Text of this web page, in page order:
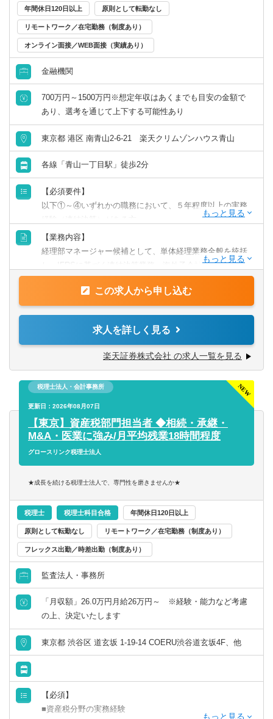
・年商10億円超の企業グループをチームの主担当として対
応。
・組織再編や事業承継対策の提案、DD業務などのスポット
業務をチームの主担当として対応。
※試用期間中：350,000円以上（基本給258,900円以上。45
残業代130,000円を含む）」とする。
ィブ月額26.5万円）
1,390万円／28歳／入社3年目／業界歴5年目／顧問件数27件
／年間顧問売上3,000万円（月給60万円+平均インセン月額
46万円+管理職手当月額10万円）
／年間顧問売上3,700万円（月給60万円+平均インセンティ
※担当件数が多い方は大きな企業を相手にするケースが多
＜顧問先の割り振り＞
本人の希望や、経験年数を加味して担当顧問を割り振りま
す。「無理に受けさせられる」ということはありませんの
でご安心ください。
（1）担当を持ち、顧客対応を1人で完結できる。
（2）担当顧問先数が25件前後に到達する。
ー」、資産税案件(相続等)・複雑案件を一手に担う「スペシ
ャリスト」などのキャリアを歩む。
（4）本人の希望があれば拠点長に就任し、担当オフィスの
利益からレベニューシェア。
＜勤続年数に応じた業務内容と年収イメージ＞
◆入社1年目（年収700万円前後）
・プレイヤーとしてスキルアップに励む。
・個人事業主や年商3億円未満のスタートアップ法人をメイ
ンで担当。
◆入社3年目（年収1,000万円前後）
・担当顧問25～30件前後。共同案件のリーダー担当1～2件
前後、サポート担当5件前後。
・財務コンサル業務を担当。
・年商10億円未満の中規模法人をメインで担当。
・年商10億円超の企業グループをチームの一員として担
当。
応）。
◆入社5年目以降（年収1,200万円以上）
・担当顧問25～35件前後。共同案件のリーダー担当5～10
件前後。
・オフィスの拠点長や管理責任者、またはその補佐を担
当。もしくは複雑案件等をメインで担当する「スペシャリ
・年商10億円超の企業グループをチームの主担当として対
応。
・組織再編や事業承継対策の提案、DD業務などのスポット
業務をチームの主担当として対応。
～443,900円以上。45時間分の固定残業代91,100円～
156,100円以上を含む）
年間休日120日以上 原則として転勤なし
リモートワーク／在宅勤務（制度あり）
オンライン面接／WEB面接（実績あり）
金融機関
700万円～1500万円※想定年収はあくまでも目安の金額で
あり、選考を通じて上下する可能性あり
東京都 港区 南青山2-6-21 楽天クリムゾンハウス青山
各線「青山一丁目駅」徒歩2分
【必須要件】
以下①～④いずれかの職務において、５年程度以上の実務
①事業会社または金融機関での連結会計経験
②監査法人での監査業務経験
④税理士法人での実務経験
・金融機関等で上記に該当する業務経験
・証券会社にて主計業務のご経験がある方
・自己資本規制比率の計算を含む監督官庁等へのモニタリ
・会社法上の事業報告・計算書類、連結計算書類等の作成
・金商法監査、有価証券届出書、有価証券報告書、決算短
信作成
・会計監査対応とJ-SOX及び内部統制監査対応
・会計業務における業務改善、効率化対応
・新商品開発に関する会計的対応
・証券外務員資格保有の方
します）
【求める人物像】
・経理の経験を活かして、もっと成長したい方
・チームワークを大切にできる方
・変化を楽しめる、前向きな方
・新しい知識を学ぶことに意欲的な方
できる方
いただきます
【業務内容】
経理部マネージャー候補として、単体経理業務全般を統括
し、IFRSに基づく連結決算業務、海外子会社管理、内部統
制の構築・運用など、幅広い業務をプレイングマネージャ
ーとして担当していただきます。自らも手を動かしなが
ら、チームを率いて業務効率化や高度化を推進し、会社の
具体的には…
・マネジメント業務: チームメンバーの育成、業務分担、進
・単体の月次・四半期・年次決算業務の統括
・連結決算業務（国内外の子会社を担当）の統括
・親会社（楽天証券ホールディングス）への報告資料作成
・金融庁への報告資料作成
・決算短信などの作成
※ 楽天証券ホールディングスの経理業務も兼務していただ
きます。
【組織】
所属は財務企画本部 経理部
この求人から申し込む
求人を詳しく見る
楽天証券株式会社 の求人一覧を見る
税理士法人・会計事務所
更新日：2026年08月07日
【東京】資産税部門担当者 ◆相続・承継・
M&A・医業に強み/月平均残業18時間程度
グロースリンク税理士法人
★成長を続ける税理士法人で、専門性を磨きませんか★
税理士 税理士科目合格 年間休日120日以上
原則として転勤なし リモートワーク／在宅勤務（制度あり）
フレックス出勤／時差出勤（制度あり）
監査法人・事務所
「月収額」26.0万円月給26万円～ ※経験・能力など考慮
の上、決定いたします
東京都 渋谷区 道玄坂 1-19-14 COERU渋谷道玄坂4F、他
【必須】
■資産税分野の実務経験